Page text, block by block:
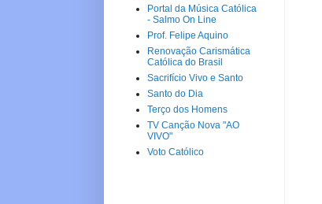
Portal da Música Católica
- Salmo On Line
Prof. Felipe Aquino
Renovação Carismática
Católica do Brasil
Sacrifício Vivo e Santo
Santo do Dia
Terço dos Homens
TV Canção Nova "AO
VIVO"
Voto Católico